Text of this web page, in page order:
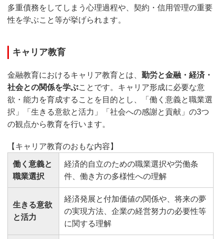
多重債務をしてしまう心理過程や、契約・信用管理の重要
性を学ぶこと等が挙げられます。
キャリア教育
金融教育におけるキャリア教育とは、 勤労と金融・経済・
社会との関係を学ぶことです。キャリア形成に必要な意
欲・能力を育成することを目的とし、「働く意義と職業選
択」「生きる意欲と活力」「社会への感謝と貢献」の3つ
の観点から教育を行います。
【キャリア教育のおもな内容】
働く意義と
職業選択
経済的自立のための職業選択や労働条
件、働き方の多様性への理解
生きる意欲
と活力
経済発展と付加価値の関係や、将来の夢
の実現方法、企業の経営努力の必要性等
に関する理解